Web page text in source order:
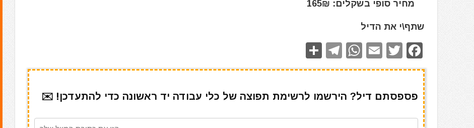
מחיר סופי בשקלים: 165₪
שתף\י את הדיל
F
a
e
b
T
w
te
r
E
m
l
W
h
s
A
T
el
gr
a
h
e
פספסתם דיל? הירשמו לרשימת תפוצה של כלי עבודה יד ראשונה כדי להתעדכן! ✉️